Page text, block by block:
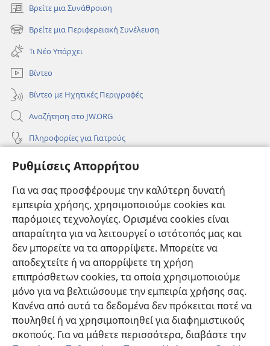
Ρυθμίσεις Απορρήτου
Για να σας προσφέρουμε την καλύτερη δυνατή
εμπειρία χρήσης, χρησιμοποιούμε cookies και
παρόμοιες τεχνολογίες. Ορισμένα cookies είναι
απαραίτητα για να λειτουργεί ο ιστότοπός μας και
δεν μπορείτε να τα απορρίψετε. Μπορείτε να
αποδεχτείτε ή να απορρίψετε τη χρήση
επιπρόσθετων cookies, τα οποία χρησιμοποιούμε
μόνο για να βελτιώσουμε την εμπειρία χρήσης σας.
Κανένα από αυτά τα δεδομένα δεν πρόκειται ποτέ να
πουληθεί ή να χρησιμοποιηθεί για διαφημιστικούς
σκοπούς. Για να μάθετε περισσότερα, διαβάστε την
Βρείτε μια Συνάθροιση
(ανοίγει
νέο
παράθυρο)
Βρείτε μια Περιφερειακή Συνέλευση
(ανοίγει
νέο
παράθυρο)
Τι Νέο Υπάρχει
Βίντεο
Βίντεο με Ηχητικές Περιγραφές
Αναζήτηση στο JW.ORG
Πληροφορίες για Γιατρούς
Πληροφορίες για Επίσημους Φορείς και ΜΜΕ
Συνεισφορές
(ανοίγει
παράθυρο)ΔΙΑΔΙΚΤΥΑΚΗ ΒΙΒΛΙΟΘΗΚΗ της Σκοπιάς™
(ανοίγει
νέο
παράθυρο)
JW Hub ®
(ανοίγει
νέο
παράθυρο)JW Library®
Βιβλιοθήκη της Σκοπιάς